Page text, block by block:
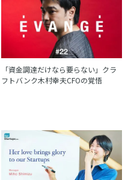
「資金調達だけなら要らない」クラ
フトバンク木村幸夫CFOの覚悟